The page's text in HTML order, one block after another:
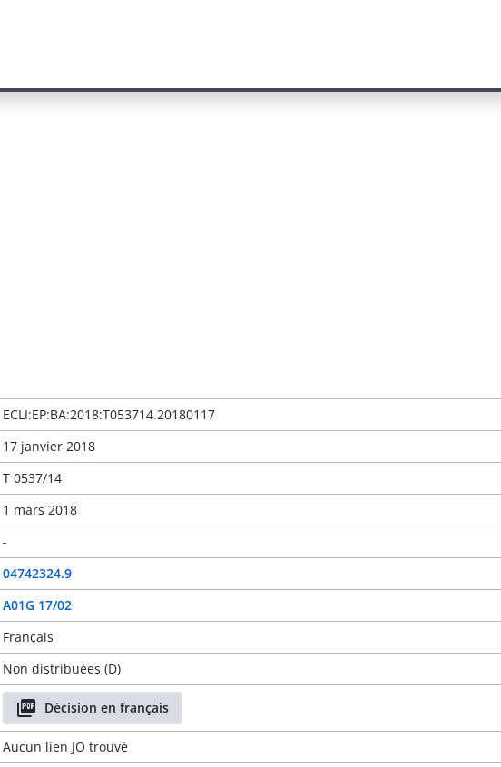
ECLI:EP:BA:2018:T053714.20180117
17 janvier 2018
T 0537/14
1 mars 2018
-
04742324.9
A01G 17/02
Français
Non distribuées (D)
Décision en français
Aucun lien JO trouvé